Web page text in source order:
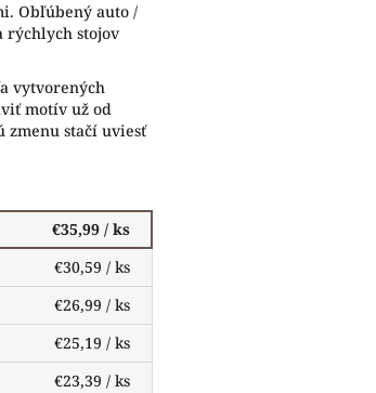
Obľúbený auto /
rýchlych stojov
vytvorených
motív už od
zmenu stačí uviesť
€35,99 / ks
€30,59 / ks
€26,99 / ks
€25,19 / ks
€23,39 / ks